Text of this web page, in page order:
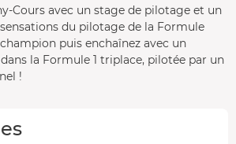
Cours avec un stage de pilotage et un
du pilotage de la Formule
puis enchaînez avec un
la Formule 1 triplace, pilotée par un
!